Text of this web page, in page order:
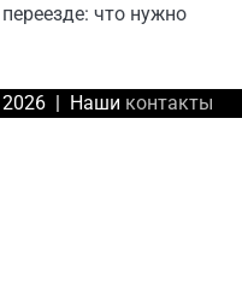
что нужно
2026 | Наши контакты